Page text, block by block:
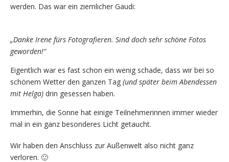
werden. Das war ein ziemlicher Gaudi:
„Danke Irene fürs Fotografieren. Sind doch sehr schöne Fotos
geworden!“
Eigentlich war es fast schon ein wenig schade, dass wir bei so
schönem Wetter den ganzen Tag (und später beim Abendessen
mit Helga) drin gesessen haben.
Immerhin, die Sonne hat einige Teilnehmerinnen immer wieder
mal in ein ganz besonderes Licht getaucht.
Wir haben den Anschluss zur Außenwelt also nicht ganz
verloren. 🙂